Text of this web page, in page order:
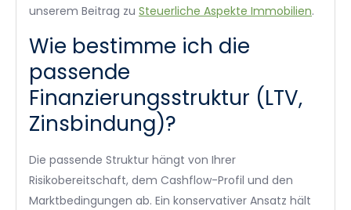
unserem Beitrag zu Steuerliche Aspekte Immobilien.
Wie bestimme ich die
passende
Finanzierungsstruktur (LTV,
Zinsbindung)?
Die passende Struktur hängt von Ihrer
Risikobereitschaft, dem Cashflow-Profil und den
Marktbedingungen ab. Ein konservativer Ansatz hält